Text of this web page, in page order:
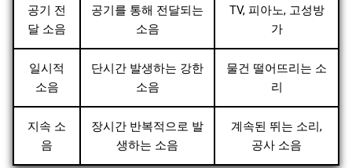
공기 전
달 소음
공기를 통해 전달되는
소음
TV, 피아노, 고성방
가
일시적
소음
단시간 발생하는 강한
소음
물건 떨어뜨리는 소
리
지속 소
음
장시간 반복적으로 발
생하는 소음
계속된 뛰는 소리,
공사 소음